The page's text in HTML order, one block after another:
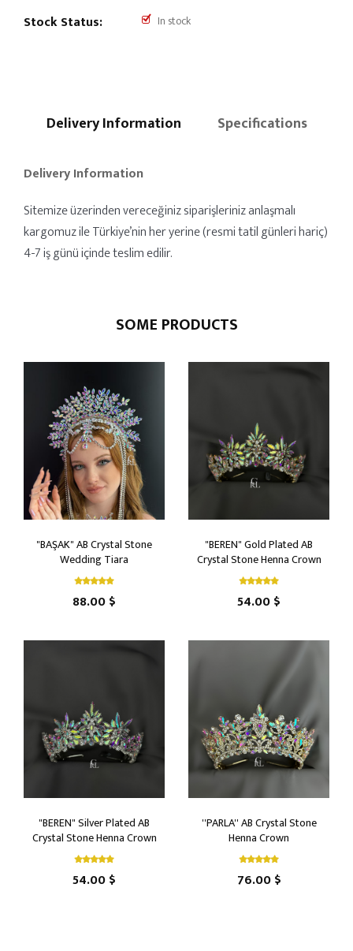
Stock Status: In stock
Delivery Information Specifications
Delivery Information
Sitemize üzerinden vereceğiniz siparişleriniz anlaşmalı
kargomuz ile Türkiye’nin her yerine (resmi tatil günleri hariç)
4-7 iş günü içinde teslim edilir.
SOME PRODUCTS
"BAŞAK" AB Crystal Stone
Wedding Tiara
88.00 $
"BEREN" Gold Plated AB
Crystal Stone Henna Crown
54.00 $
"BEREN" Silver Plated AB
Crystal Stone Henna Crown
54.00 $
''PARLA'' AB Crystal Stone
Henna Crown
76.00 $